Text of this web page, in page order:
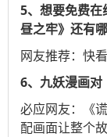
5、想要免费在
昼之牢》还有
网友推荐： 快
6、九妖漫画对
必应网友：《
配画面让整个